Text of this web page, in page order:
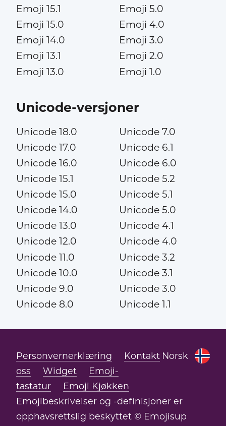
Emoji 15.1
Emoji 15.0
Emoji 14.0
Emoji 13.1
Emoji 13.0
Emoji 5.0
Emoji 4.0
Emoji 3.0
Emoji 2.0
Emoji 1.0
Unicode-versjoner
Unicode 18.0
Unicode 17.0
Unicode 16.0
Unicode 15.1
Unicode 15.0
Unicode 14.0
Unicode 13.0
Unicode 12.0
Unicode 11.0
Unicode 10.0
Unicode 9.0
Unicode 8.0
Unicode 7.0
Unicode 6.1
Unicode 6.0
Unicode 5.2
Unicode 5.1
Unicode 5.0
Unicode 4.1
Unicode 4.0
Unicode 3.2
Unicode 3.1
Unicode 3.0
Unicode 1.1
Norsk
Personvernerklæring
Kontakt
oss
Widget
Emoji-
tastatur
Emoji Kjøkken
Emojibeskrivelser og -definisjoner er
opphavsrettslig beskyttet © Emojisup